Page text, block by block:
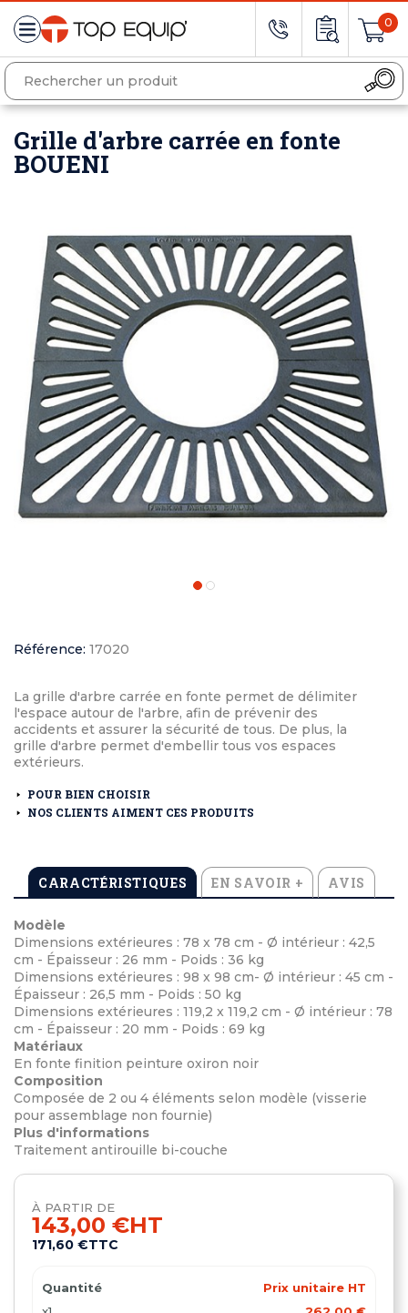
0
Grille d'arbre carrée en fonte
BOUENI
Référence: 17020
La grille d'arbre carrée en fonte permet de délimiter
l'espace autour de l'arbre, afin de prévenir des
accidents et assurer la sécurité de tous. De plus, la
grille d'arbre permet d'embellir tous vos espaces
extérieurs.
POUR BIEN CHOISIR
NOS CLIENTS AIMENT CES PRODUITS
CARACTÉRISTIQUES EN SAVOIR + AVIS
Modèle
Dimensions extérieures : 78 x 78 cm - Ø intérieur : 42,5
cm - Épaisseur : 26 mm - Poids : 36 kg
Dimensions extérieures : 98 x 98 cm- Ø intérieur : 45 cm -
Épaisseur : 26,5 mm - Poids : 50 kg
Dimensions extérieures : 119,2 x 119,2 cm - Ø intérieur : 78
cm - Épaisseur : 20 mm - Poids : 69 kg
Matériaux
En fonte finition peinture oxiron noir
Composition
Composée de 2 ou 4 éléments selon modèle (visserie
pour assemblage non fournie)
Plus d'informations
Traitement antirouille bi-couche
À PARTIR DE
143,00 €HT
171,60 €TTC
Quantité
Prix unitaire HT